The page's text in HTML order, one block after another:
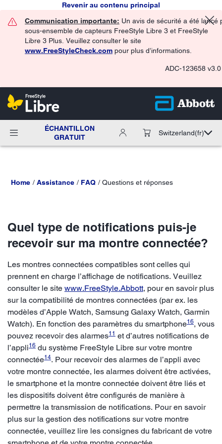
Revenir au contenu principal
Communication importante: Un avis de sécurité a été lancé
sous-ensemble de capteurs FreeStyle Libre 3 et FreeStyle
Libre 3 Plus. Veuillez consulter le site
www.FreeStyleCheck.com pour plus d’informations.
ADC-123658 v3.0
ÉCHANTILLON
GRATUIT
Switzerland(fr)
Home Assistance FAQ Questions et réponses
Quel type de notifications puis-je
recevoir sur ma montre connectée?
Les montres connectées compatibles sont celles qui
prennent en charge l’affichage de notifications. Veuillez
consulter le site www.FreeStyle.Abbott, pour en savoir plus
sur la compatibilité de montres connectées (par ex. les
modèles d’Apple Watch, Samsung Galaxy Watch, Garmin
Watch). En fonction des paramètres du smartphone16, vous
pouvez recevoir des alarmes11 et d’autres notifications de
l’appli16 du système FreeStyle Libre sur votre montre
connectée14. Pour recevoir des alarmes de l’appli avec
votre montre connectée, les alarmes doivent être activées,
le smartphone et la montre connectée doivent être liés et
les dispositifs doivent être configurés de manière à
permettre la transmission de notifications. Pour en savoir
plus sur la gestion des notifications sur votre montre
connectée, veuillez lire les consignes du fabricant de votre